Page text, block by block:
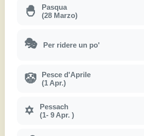
🐣
Pasqua
(28 Marzo)
🎭 Per ridere un po'
🤡
Pesce d'Aprile
(1 Apr.)
✡
Pessach
(1- 9 Apr. )